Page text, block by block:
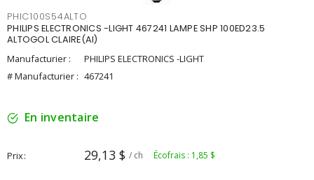
PHIC100S54ALTO
PHILIPS ELECTRONICS -LIGHT 467241 LAMPE SHP 100ED23.5
ALTOGOL CLAIRE(AI)
Manufacturier :
PHILIPS ELECTRONICS -LIGHT
# Manufacturier : 467241
En inventaire
Prix 29,13 $ / ch Écofrais : 1,85 $